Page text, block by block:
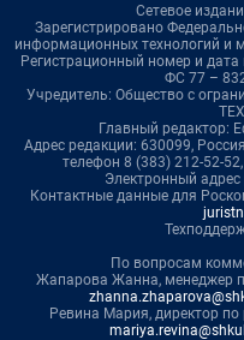
Сетевое
Зарегистрировано
информационных технологий и
Регистрационный номер и
ФС 77 –
Учредитель: Общество с
Главный редактор:
Адрес редакции: 630099,
телефон 8 (383) 212-52-
Электронный адрес
Контактные данные для
По вопросам
Жапарова Жанна, менеджер
Ревина Мария, директор